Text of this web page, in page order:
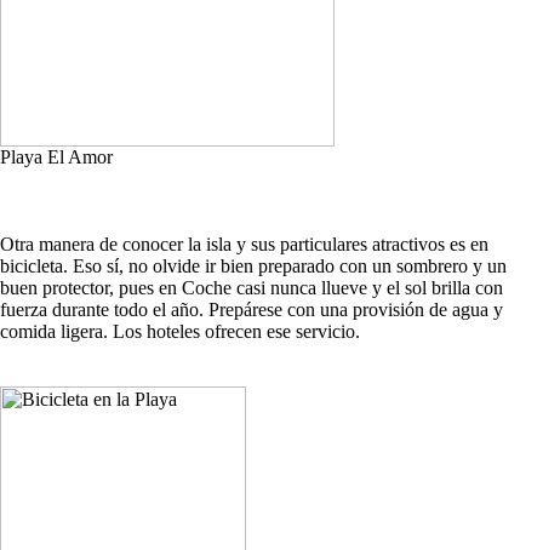
Playa El Amor
Otra manera de conocer la isla y sus particulares atractivos es en
bicicleta. Eso sí, no olvide ir bien preparado con un sombrero y un
buen protector, pues en Coche casi nunca llueve y el sol brilla con
fuerza durante todo el año. Prepárese con una provisión de agua y
comida ligera. Los hoteles ofrecen ese servicio.